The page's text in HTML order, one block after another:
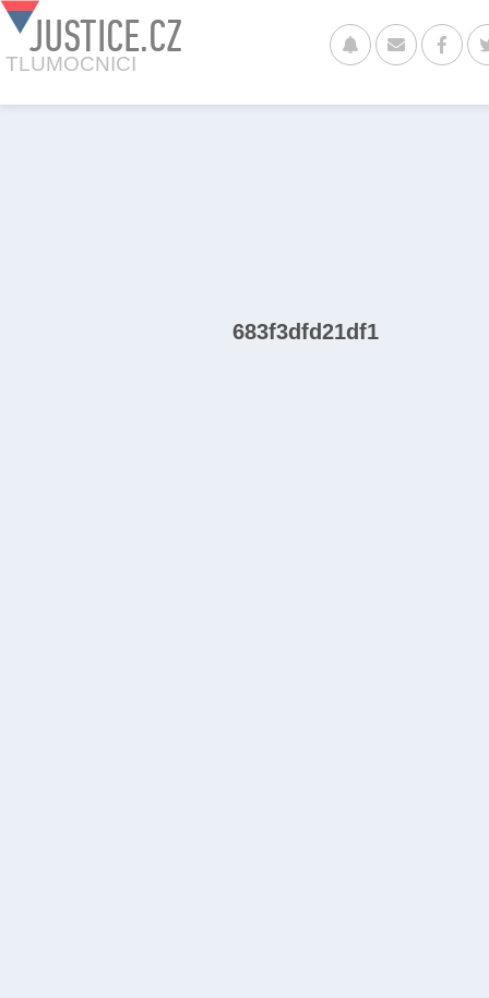
JUSTICE.CZ
TLUMOCNICI
683f3dfd21df1